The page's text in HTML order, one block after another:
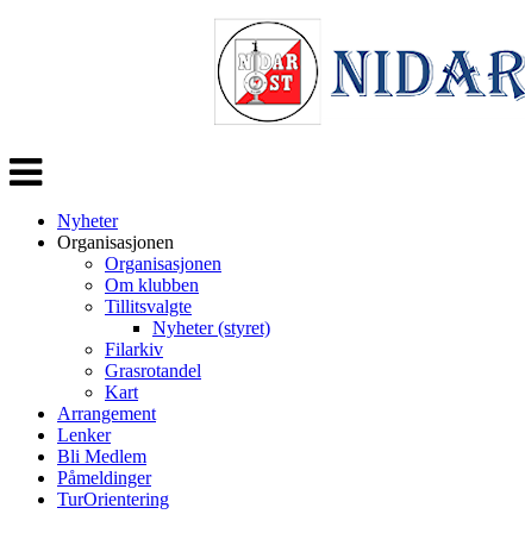
Veksle
navigasjon
Nyheter
Organisasjonen
Organisasjonen
Om klubben
Tillitsvalgte
Nyheter (styret)
Filarkiv
Grasrotandel
Kart
Arrangement
Lenker
Bli Medlem
Påmeldinger
TurOrientering